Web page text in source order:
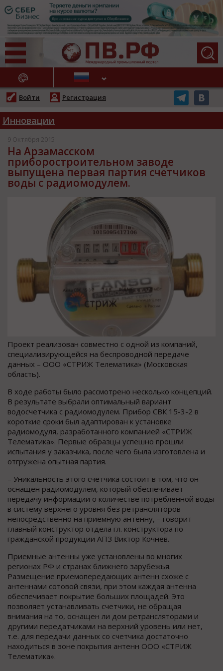
НОВОСТИ
Войти Регистрация
Инновации
9 Октября 2015
На Арзамасском
приборостроительном заводе
выпущена первая партия счетчиков
воды с радиомодулем.
Проект реализован совместно с одной из компаний,
специализирующейся на беспроводной передаче
данных – ООО «СТРИЖ Телематика» (Московская
область).
В ходе работы было рассмотрено несколько концепций.
В результате выбрали оптимальный вариант
водосчетчика с радиомодулем. Прибор СВК 15-3-2 в
короткие сроки был адаптирован к установке
радиомодуля, разработанного компанией «СТРИЖ
Телематика». Первые образцы успешно прошли
испытания у заказчика, после чего была изготовлена и
отгружена опытная партия.
– Уникальность этого счетчика состоит в том, что он
оснащен радиомодулем, который обеспечивает
передачу информации о количестве потребленной воды
в систему верхнего уровня без ретрансляторов
непосредственно на приемную антенну, – говорит
главный конструктор отдела гл. конструктора по
гражданской продукции АПЗ Виктор Кочнев.
Приемные антенны уже установлены во многих
регионах РФ и странах ближнего зарубежья.
Размещение приемопередающих антенн схоже с
антеннами сотовой связи, при этом каждая антенна
обеспечивает покрытие больших площадей. Это
позволяет устанавливать счетчики, не обращая
внимания на то, оснащен ли дом ретрансляторами и
другими передатчиками на верхний уровень или нет,
т.е. для передачи данных со счетчика достаточно
находиться в зоне покрытия антенн ООО «СТРИЖ
Телематика».